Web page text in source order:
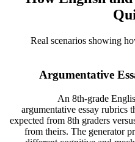
Real scenarios showing
Argumentative
An 8th-grade
argumentative essay rubrics
expected from 8th graders
from theirs. The generator